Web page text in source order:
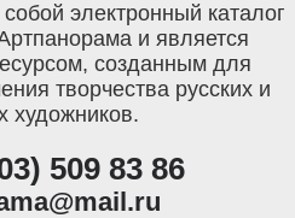
электронный каталог
и является
созданным для
творчества русских и
художников.
509 83 86